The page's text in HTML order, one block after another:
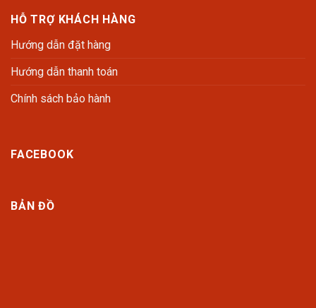
HỖ TRỢ KHÁCH HÀNG
Hướng dẫn đặt hàng
Hướng dẫn thanh toán
Chính sách bảo hành
FACEBOOK
BẢN ĐỒ